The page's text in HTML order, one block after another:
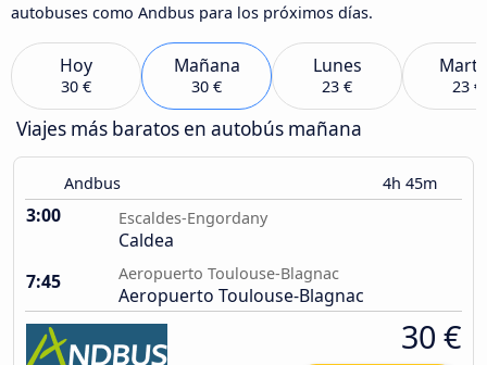
autobuses como Andbus para los próximos días.
Hoy
30 €
Mañana
30 €
Lunes
23 € 23 €
Viajes más baratos en autobús mañana
Andbus 4h 45m
3:00 Escaldes-Engordany
Caldea
7:45
Aeropuerto Toulouse-Blagnac
Aeropuerto Toulouse-Blagnac
30 €